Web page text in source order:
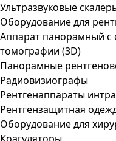
Ультразвуковые
Оборудование для
Аппарат панорамный
томографии (3D)
Панорамные
Радиовизиографы
Рентгенаппараты
Рентгензащитная
Оборудование для